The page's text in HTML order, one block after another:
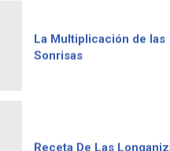
La Multiplicación de las
Sonrisas
Receta De Las